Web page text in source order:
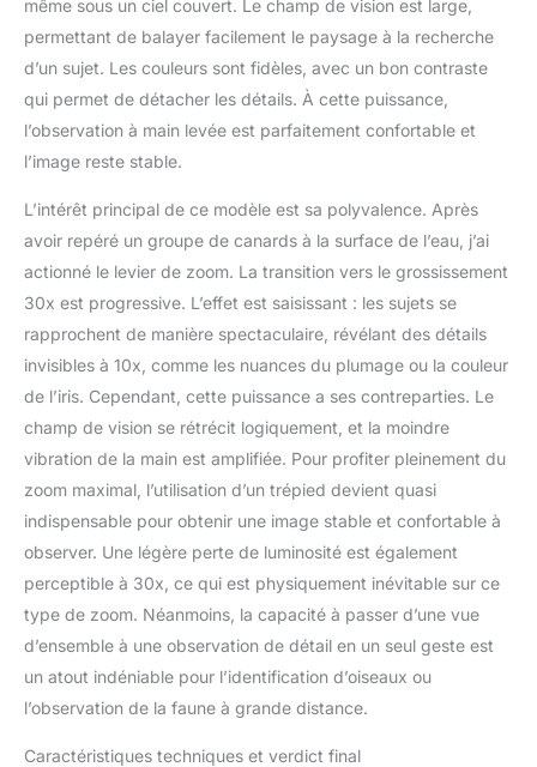
même sous un ciel couvert. Le champ de vision est large,
permettant de balayer facilement le paysage à la recherche
d’un sujet. Les couleurs sont fidèles, avec un bon contraste
qui permet de détacher les détails. À cette puissance,
l’observation à main levée est parfaitement confortable et
l’image reste stable.
L’intérêt principal de ce modèle est sa polyvalence. Après
avoir repéré un groupe de canards à la surface de l’eau, j’ai
actionné le levier de zoom. La transition vers le grossissement
30x est progressive. L’effet est saisissant : les sujets se
rapprochent de manière spectaculaire, révélant des détails
invisibles à 10x, comme les nuances du plumage ou la couleur
de l’iris. Cependant, cette puissance a ses contreparties. Le
champ de vision se rétrécit logiquement, et la moindre
vibration de la main est amplifiée. Pour profiter pleinement du
zoom maximal, l’utilisation d’un trépied devient quasi
indispensable pour obtenir une image stable et confortable à
observer. Une légère perte de luminosité est également
perceptible à 30x, ce qui est physiquement inévitable sur ce
type de zoom. Néanmoins, la capacité à passer d’une vue
d’ensemble à une observation de détail en un seul geste est
un atout indéniable pour l’identification d’oiseaux ou
l’observation de la faune à grande distance.
Caractéristiques techniques et verdict final